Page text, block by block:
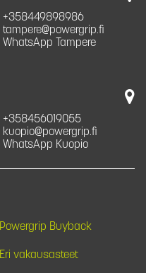
+358449898986
tampere@powergrip.fi
WhatsApp Tampere
+358456019055
kuopio@powergrip.fi
WhatsApp Kuopio
Powergrip Buyback
Eri vakausasteet